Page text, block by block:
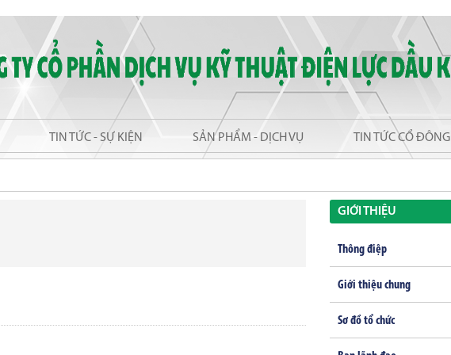
TIN TỨC - SỰ KIỆN SẢN PHẨM - DỊCH VỤ TIN TỨC CỔ ĐÔNG
GIỚI THIỆU
Thông điệp
Giới thiệu chung
Sơ đồ tổ chức